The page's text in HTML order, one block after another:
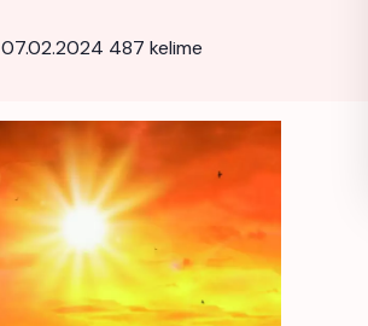
07.02.2024 487 kelime